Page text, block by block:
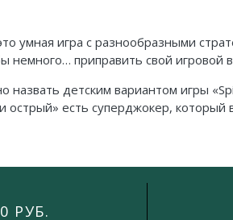
умная игра с разнообразными
немного… приправить свой игровой
детским вариантом игры
есть суперджокер, который
РУБ.